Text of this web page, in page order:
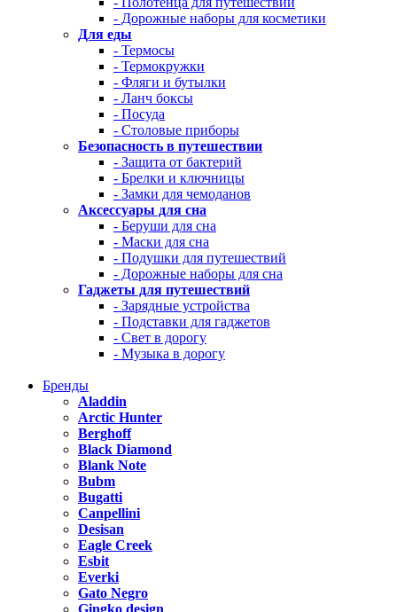
- Дорожные наборы для косметики
Для еды
- Термосы
- Термокружки
- Фляги и бутылки
- Ланч боксы
- Посуда
- Столовые приборы
Безопасность в путешествии
- Защита от бактерий
- Брелки и ключницы
- Замки для чемоданов
Аксессуары для сна
- Беруши для сна
- Маски для сна
- Подушки для путешествий
- Дорожные наборы для сна
Гаджеты для путешествий
- Зарядные устройства
- Подставки для гаджетов
- Свет в дорогу
- Музыка в дорогу
Бренды
Aladdin
Arctic Hunter
Berghoff
Black Diamond
Blank Note
Bubm
Bugatti
Canpellini
Desisan
Eagle Creek
Esbit
Everki
Gato Negro
Gingko design